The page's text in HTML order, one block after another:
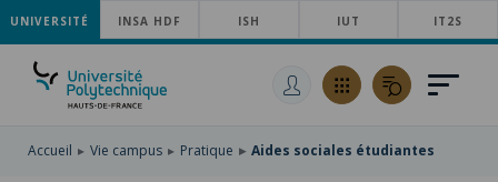
ACCÉDER
AU
MENU
PRINCIPAL
ALLER
AU
CONTENU
ACCÉDER
RECHERCHE
UNIVERSITÉ INSA HDF ISH IUT IT2S
Accueil Vie campus Pratique Aides sociales étudiantes